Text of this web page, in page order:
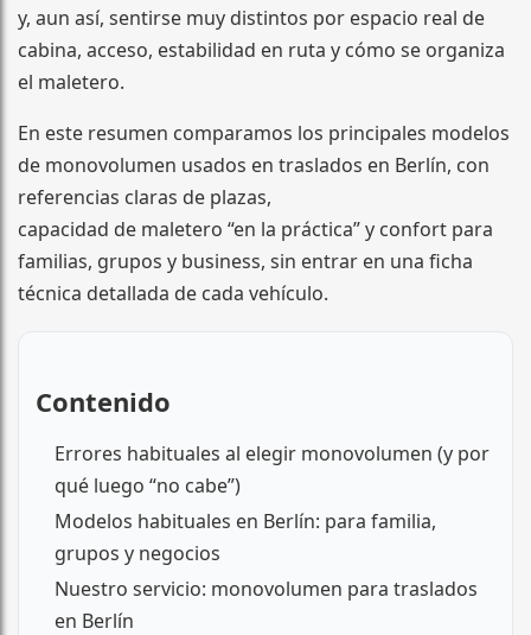
y, aun así, sentirse muy distintos por espacio real de
cabina, acceso, estabilidad en ruta y cómo se organiza
el maletero.
En este resumen comparamos los principales modelos
de monovolumen usados en traslados en Berlín, con
referencias claras de plazas,
capacidad de maletero “en la práctica” y confort para
familias, grupos y business, sin entrar en una ficha
técnica detallada de cada vehículo.
Contenido
Errores habituales al elegir monovolumen (y por
qué luego “no cabe”)
Modelos habituales en Berlín: para familia,
grupos y negocios
Nuestro servicio: monovolumen para traslados
en Berlín